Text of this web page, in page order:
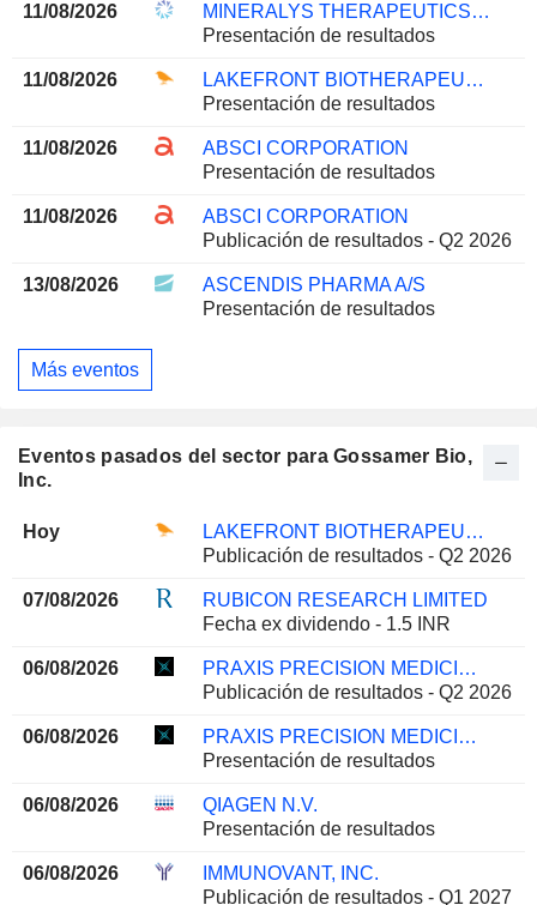
11/08/2026
MINERALYS THERAPEUTICS, INC.
Presentación de resultados
11/08/2026
LAKEFRONT BIOTHERAPEUTICS NV
Presentación de resultados
11/08/2026
ABSCI CORPORATION
Presentación de resultados
11/08/2026
ABSCI CORPORATION
Publicación de resultados - Q2 2026
13/08/2026
ASCENDIS PHARMA A/S
Presentación de resultados
Más eventos
Eventos pasados del sector para Gossamer Bio,
Inc.
Hoy
LAKEFRONT BIOTHERAPEUTICS NV
Publicación de resultados - Q2 2026
07/08/2026
RUBICON RESEARCH LIMITED
Fecha ex dividendo - 1.5 INR
06/08/2026
PRAXIS PRECISION MEDICINES, INC.
Publicación de resultados - Q2 2026
06/08/2026
PRAXIS PRECISION MEDICINES, INC.
Presentación de resultados
06/08/2026
QIAGEN N.V.
Presentación de resultados
06/08/2026
IMMUNOVANT, INC.
Publicación de resultados - Q1 2027